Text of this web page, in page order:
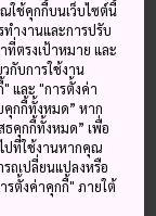
ป็นย่าน
กการทูตต่าง
ยและอิทธิพลของ
ใช้คุกกี้บนเว็บไซต์นี้
ำงานและการปรับ
ที่ตรงเป้าหมาย และ
กับการใช้งาน
และ "การตั้งค่า
คุกกี้ทั้งหมด” หาก
ธคุกกี้ทั้งหมด” เพื่อ
ปที่ใช้งานหากคุณ
ถเปลี่ยนแปลงหรือ
รตั้งค่าคุกกี้" ภายใต้